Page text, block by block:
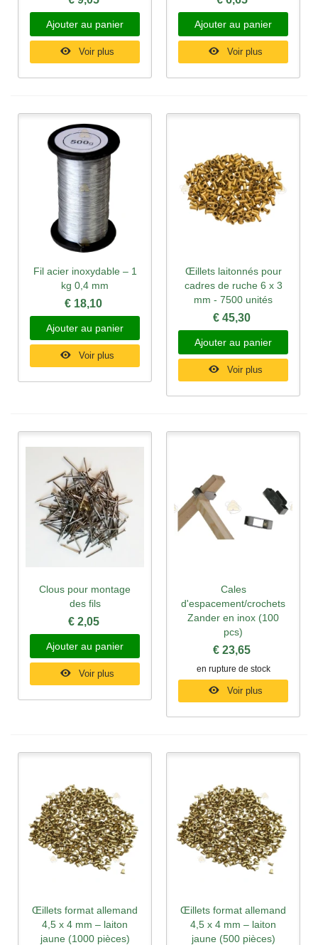
Ajouter au panier
Voir plus
Ajouter au panier
Voir plus
Fil acier inoxydable – 1
kg 0,4 mm
€ 18,10
Ajouter au panier
Voir plus
Œillets laitonnés pour
cadres de ruche 6 x 3
mm - 7500 unités
€ 45,30
Ajouter au panier
Voir plus
Clous pour montage
des fils
€ 2,05
Ajouter au panier
Voir plus
Cales
d'espacement/crochets
Zander en inox (100
pcs)
€ 23,65
en rupture de stock
Voir plus
Œillets format allemand
4,5 x 4 mm – laiton
jaune (1000 pièces)
Œillets format allemand
4,5 x 4 mm – laiton
jaune (500 pièces)